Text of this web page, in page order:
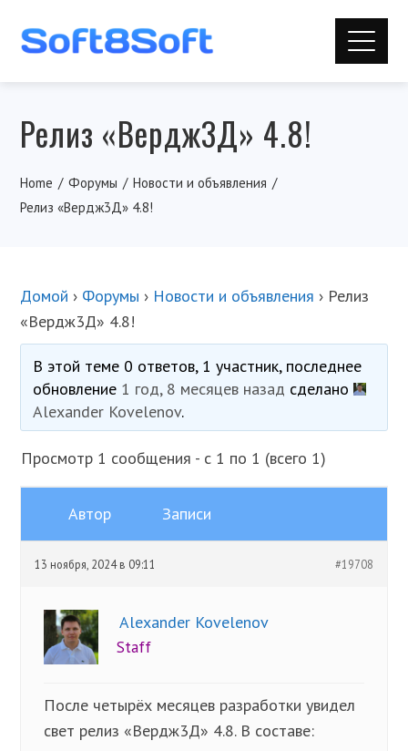
Релиз «Вердж3Д» 4.8!
Home Форумы
Новости и объявления
Релиз «Вердж3Д» 4.8!
Домой › Форумы › Новости и объявления › Релиз
«Вердж3Д» 4.8!
В этой теме 0 ответов, 1 участник, последнее
обновление 1 год, 8 месяцев назад сделано
Alexander Kovelenov.
Просмотр 1 сообщения - с 1 по 1 (всего 1)
Автор Записи
13 ноября, 2024 в 09:11 #19708
Alexander Kovelenov
Staff
После четырёх месяцев разработки увидел
свет релиз «Вердж3Д» 4.8. В составе: